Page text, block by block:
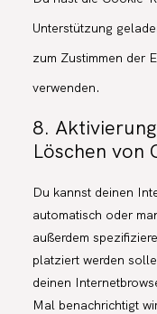
Unterstützung
zum Zustimmen der
verwenden.
8.
Löschen von
Du kannst deinen
automatisch oder
außerdem
platziert werden
deinen
Mal benachrichtigt